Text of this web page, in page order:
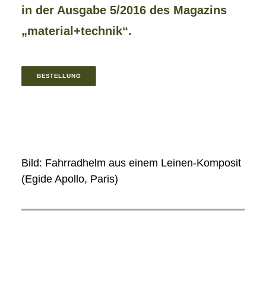
in der Ausgabe 5/2016 des Magazins
„material+technik“.
BESTELLUNG
Bild: Fahrradhelm aus einem Leinen-Komposit
(Egide Apollo, Paris)